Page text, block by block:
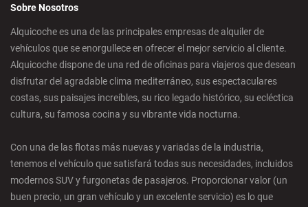
Castelldefels - Ciudad
Castellon - Ciudad
Castro Urdiales - Ciudad
Córdoba - Ciudad
Sobre Nosotros
Alquicoche es una de las principales empresas de alquiler de
vehículos que se enorgullece en ofrecer el mejor servicio al cliente.
Alquicoche dispone de una red de oficinas para viajeros que desean
disfrutar del agradable clima mediterráneo, sus espectaculares
costas, sus paisajes increíbles, su rico legado histórico, su ecléctica
cultura, su famosa cocina y su vibrante vida nocturna.
Con una de las flotas más nuevas y variadas de la industria,
tenemos el vehículo que satisfará todas sus necesidades, incluidos
modernos SUV y furgonetas de pasajeros. Proporcionar valor (un
buen precio, un gran vehículo y un excelente servicio) es lo que